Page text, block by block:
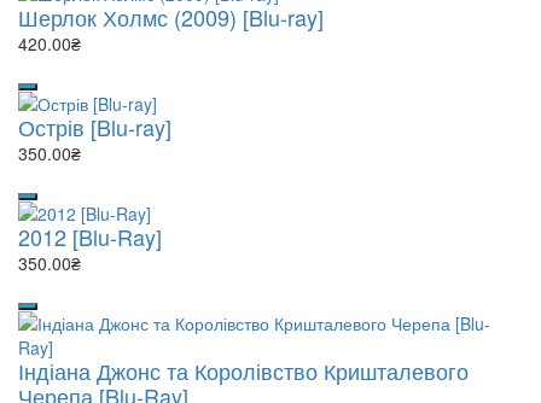
Шерлок Холмс (2009) [Blu-ray]
420.00₴
Острів [Blu-ray]
350.00₴
2012 [Blu-Ray]
350.00₴
Індіана Джонс та Королівство Кришталевого
Черепа [Blu-Ray]